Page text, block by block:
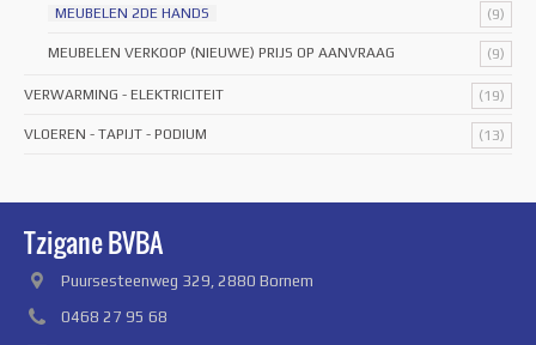
MEUBELEN 2DE HANDS
(9)
MEUBELEN VERKOOP (NIEUWE) PRIJS OP AANVRAAG (9)
VERWARMING - ELEKTRICITEIT (19)
VLOEREN - TAPIJT - PODIUM (13)
Tzigane BVBA
Puursesteenweg 329, 2880 Bornem
0468 27 95 68